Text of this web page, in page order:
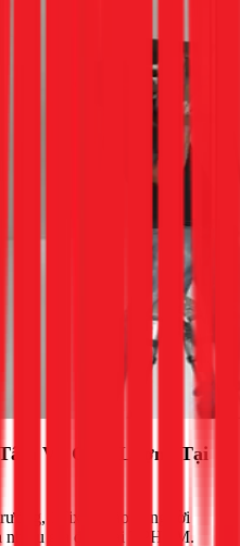
Và Chất Lượng Tại
1Fix tự hào là người
nhiều gia đình tại TPHCM.